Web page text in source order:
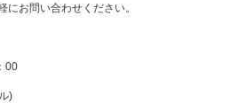
にお問い合わせください。
00
)